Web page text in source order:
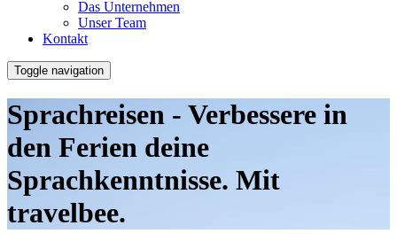
Das Unternehmen
Unser Team
Kontakt
Toggle navigation
Sprachreisen - Verbessere in
den Ferien deine
Sprachkenntnisse. Mit
travelbee.